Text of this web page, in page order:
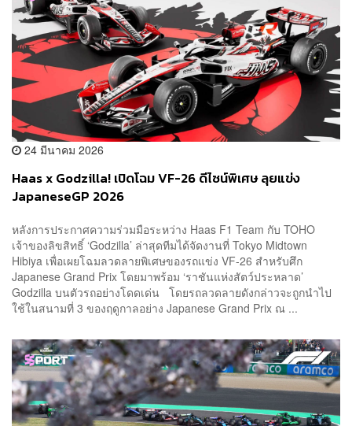
24 มีนาคม 2026
Haas x Godzilla! เปิดโฉม VF-26 ดีไซน์พิเศษ ลุยแข่ง
JapaneseGP 2026
หลังการประกาศความร่วมมือระหว่าง Haas F1 Team กับ TOHO
เจ้าของลิขสิทธิ์ ‘Godzilla’ ล่าสุดทีมได้จัดงานที่ Tokyo Midtown
Hibiya เพื่อเผยโฉมลวดลายพิเศษของรถแข่ง VF-26 สำหรับศึก
Japanese Grand Prix โดยมาพร้อม ‘ราชันแห่งสัตว์ประหลาด’
Godzilla บนตัวรถอย่างโดดเด่น โดยรถลวดลายดังกล่าวจะถูกนำไป
ใช้ในสนามที่ 3 ของฤดูกาลอย่าง Japanese Grand Prix ณ ...